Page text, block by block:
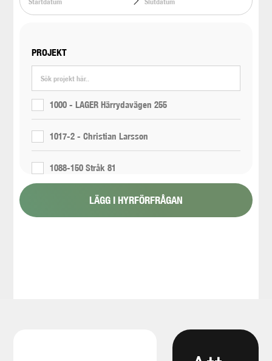
PROJEKT
1000 - LAGER Härrydavägen 255
1017-2 - Christian Larsson
1088-150 Stråk 81
1088-151 Stråk 6
1165-12-13 - E05 Korsvägen - Liseberg/E6 - Area
LÄGG I HYRFÖRFRÅGAN